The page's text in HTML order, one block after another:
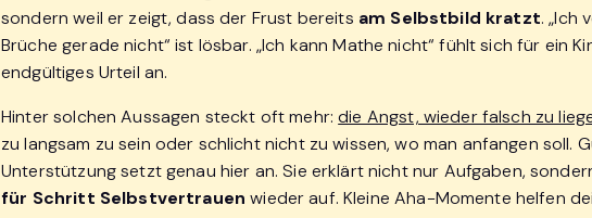
sondern weil er zeigt, dass der Frust bereits am Selbstbild kratzt. „Ich
Brüche gerade nicht“ ist lösbar. „Ich kann Mathe nicht“ fühlt sich für ein
endgültiges Urteil an.
Hinter solchen Aussagen steckt oft mehr:die Angst, wieder falsch zu
zu langsam zu sein oder schlicht nicht zu wissen, wo man anfangen soll.
Unterstützung setzt genau hier an. Sie erklärt nicht nur Aufgaben,
für Schritt Selbstvertrauen wieder auf. Kleine Aha-Momente helfen